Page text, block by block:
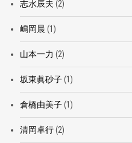
志水辰夫 (2)
嶋岡晨 (1)
山本一力 (2)
坂東眞砂子(1)
倉橋由美子(1)
清岡卓行(2)